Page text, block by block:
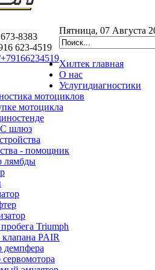
8383
623-4519
Пятница, 07 Августа
Хилтек главная
О нас
Услугидиагностики
мотоциклов
мотоцикла
шлюз
- помощник
лямбды
Triumph
клапана PAIR
демпфера